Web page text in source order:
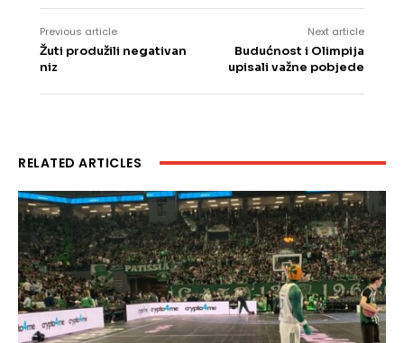
Previous article
Žuti produžili negativan
niz
Next article
Budućnost i Olimpija
upisali važne pobjede
RELATED ARTICLES